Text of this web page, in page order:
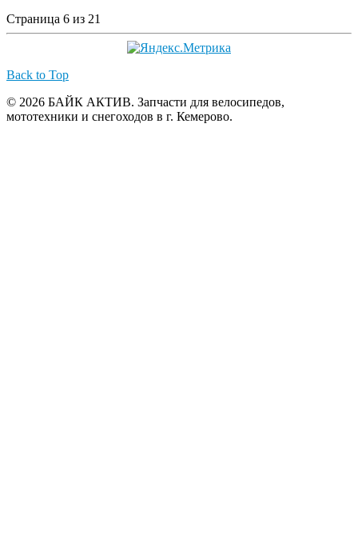
Страница 6 из 21
Back to Top
© 2026 БАЙК АКТИВ. Запчасти для велосипедов,
мототехники и снегоходов в г. Кемерово.